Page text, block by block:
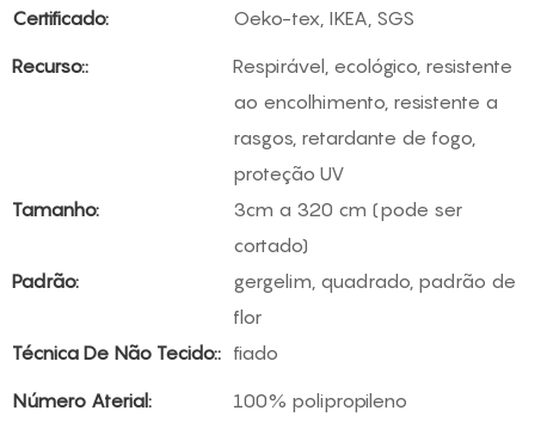
Certificado:
Oeko-tex, IKEA, SGS
Recurso::
Respirável, ecológico, resistente
ao encolhimento, resistente a
rasgos, retardante de fogo,
proteção UV
Tamanho:
3cm a 320 cm (pode ser
cortado)
Padrão:
gergelim, quadrado, padrão de
flor
Técnica De Não Tecido:: fiado
Número Aterial:
100% polipropileno